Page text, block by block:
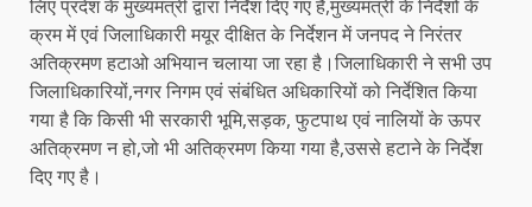
लिए प्रदेश के मुख्यमंत्री द्वारा निर्देश दिए गए है,मुख्यमंत्री के निर्देशों के
क्रम में एवं जिलाधिकारी मयूर दीक्षित के निर्देशन में जनपद ने निरंतर
अतिक्रमण हटाओ अभियान चलाया जा रहा है।जिलाधिकारी ने सभी उप
जिलाधिकारियों,नगर निगम एवं संबंधित अधिकारियों को निर्देशित किया
गया है कि किसी भी सरकारी भूमि,सड़क, फुटपाथ एवं नालियों के ऊपर
अतिक्रमण न हो,जो भी अतिक्रमण किया गया है,उससे हटाने के निर्देश
दिए गए है।